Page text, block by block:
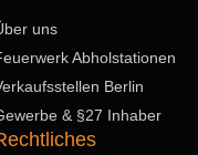
uns
Abholstationen
Berlin
& §27 Inhaber